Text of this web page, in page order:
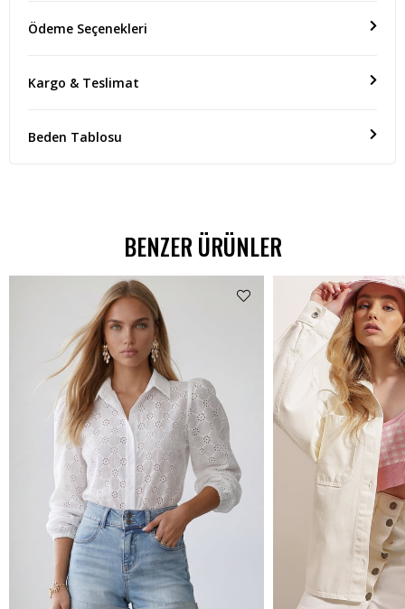
Ödeme Seçenekleri
Kargo & Teslimat
Beden Tablosu
BENZER ÜRÜNLER